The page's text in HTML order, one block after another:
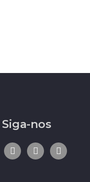
Siga-nos
facebooklinkedininstagram